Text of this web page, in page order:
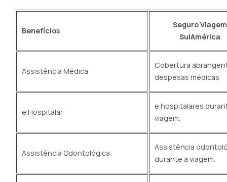
Benefícios
Seguro Viagem
SulAmérica
Assistência Médica
Cobertura
despesas médicas
e Hospitalar
e hospitalares
viagem.
Assistência Odontológica
Assistência
durante a viagem.